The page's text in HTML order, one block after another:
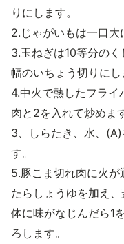
りにします。
2.じゃがいもは一口大
3.玉ねぎは10等分の
幅のいちょう切りにし
4.中火で熱したフラ
肉と2を入れて炒めま
3、しらたき、水、
す。
5.豚こま切れ肉に火
たらしょうゆを加え
体に味がなじんだら1
ろします。